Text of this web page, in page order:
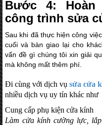
Bước 4: Hoàn
công trình sửa
Sau khi đã thực hiện công
cuối và bàn giao lại cho
vấn đề gì chúng tôi xin giải
mà không mất thêm phí.
Đi cùng với dịch vụ sửa cửa
nhiều dịch vụ uy tín khác như
Cung cấp phụ kiện cửa kính
Làm cửa kính cường lực,